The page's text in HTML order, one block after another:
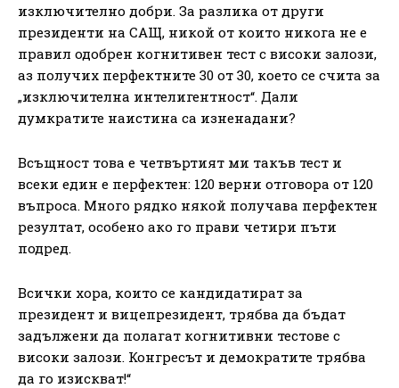
изключително добри. За разлика от други
президенти на САЩ, никой от които никога не е
правил одобрен когнитивен тест с високи залози,
аз получих перфектните 30 от 30, което се счита за
„изключителна интелигентност“. Дали
думкратите наистина са изненадани?
Всъщност това е четвъртият ми такъв тест и
всеки един е перфектен: 120 верни отговора от 120
въпроса. Много рядко някой получава перфектен
резултат, особено ако го прави четири пъти
подред.
Всички хора, които се кандидатират за
президент и вицепрезидент, трябва да бъдат
задължени да полагат когнитивни тестове с
високи залози. Конгресът и демократите трябва
да го изискват!“